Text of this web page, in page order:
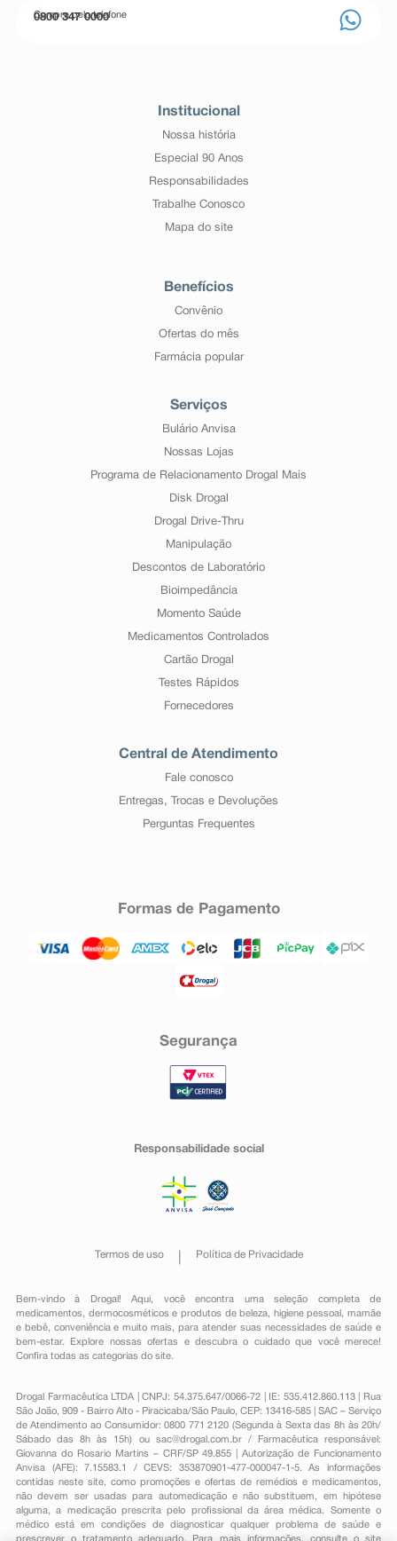
Compre pelo telefone
0800 347 0000
Institucional
Nossa história
Especial 90 Anos
Responsabilidades
Trabalhe Conosco
Mapa do site
Benefícios
Convênio
Ofertas do mês
Farmácia popular
Serviços
Bulário Anvisa
Nossas Lojas
Programa de Relacionamento Drogal Mais
Disk Drogal
Drogal Drive-Thru
Manipulação
Descontos de Laboratório
Bioimpedância
Momento Saúde
Medicamentos Controlados
Cartão Drogal
Testes Rápidos
Fornecedores
Central de Atendimento
Fale conosco
Entregas, Trocas e Devoluções
Perguntas Frequentes
Formas de Pagamento
Segurança
Responsabilidade social
Termos de uso Política de Privacidade
Bem-vindo à Drogal! Aqui, você encontra uma seleção completa de
medicamentos , dermocosméticos e produtos de beleza, higiene pessoal ,mamãe
e bebê, conveniênciae muito mais, para atender suas necessidades de saúde e
bem-estar. Explore nossas ofertas e descubra o cuidado que você merece!
Confira todas as categorias do site.
Drogal Farmacêutica LTDA | CNPJ: 54.375.647/0066-72 | IE: 535.412.860.113 | Rua
São João, 909 - Bairro Alto - Piracicaba/São Paulo, CEP: 13416-585 | SAC – Serviço
de Atendimento ao Consumidor: 0800 771 2120 (Segunda à Sexta das 8h às 20h/
Sábado das 8h às 15h) ou sac@drogal.com.br/ Farmacêutica responsável:
Giovanna do Rosario Martins – CRF/SP 49.855 | Autorização de Funcionamento
Anvisa (AFE): 7.15583.1 / CEVS: 353870901-477-000047-1-5. As informações
contidas neste site, como promoções e ofertas de remédios e medicamentos,
não devem ser usadas para automedicação e não substituem, em hipótese
alguma, a medicação prescrita pelo profissional da área médica. Somente o
médico está em condições de diagnosticar qualquer problema de saúde e
prescrever o tratamento adequado. Para mais informações, consulte o site